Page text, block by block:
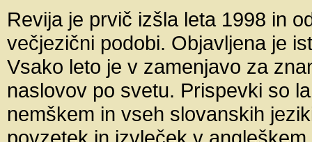
Revija je prvič izšla leta 1998 in
večjezični podobi. Objavljena je
Vsako leto je v zamenjavo za
naslovov po svetu. Prispevki so
nemškem in vseh slovanskih